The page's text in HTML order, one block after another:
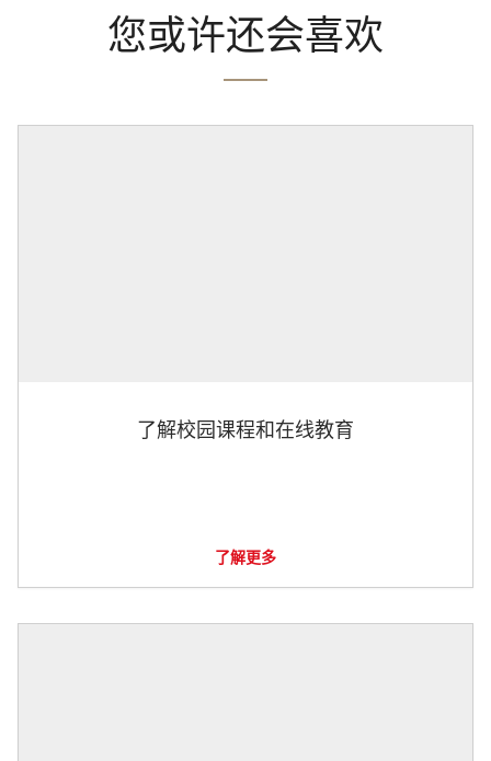
您或许还会喜欢
了解校园课程和在线教育
了解更多